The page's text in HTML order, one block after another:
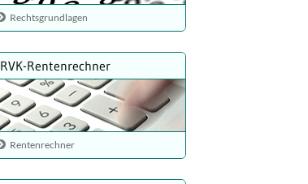
Rechtsgrundlagen
RVK-Rentenrechner
Rentenrechner